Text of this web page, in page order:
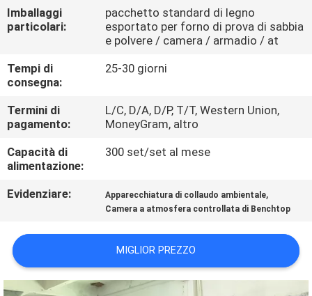
CONTATTICI
RICHIEDA
CITAZIONE
MAPPA
DEL
PRIVACY
POLICY
Imballaggi
particolari:
pacchetto standard di legno
esportato per forno di prova di sabbia
e polvere / camera / armadio / at
Tempi di
consegna:
25-30 giorni
Termini di
pagamento:
L/C, D/A, D/P, T/T, Western Union,
MoneyGram, altro
Capacità di
alimentazione:
300 set/set al mese
Evidenziare: Apparecchiatura di collaudo ambientale,
Camera a atmosfera controllata di Benchtop
MIGLIOR PREZZO